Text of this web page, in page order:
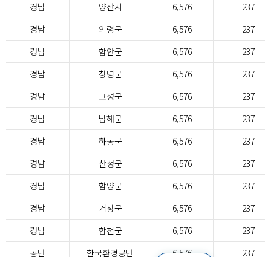
경남
양산시 6,576
237
경남
의령군 6,576
237
경남
함안군 6,576
237
경남
창녕군 6,576
237
경남
고성군 6,576
237
경남
남해군 6,576
237
경남
하동군 6,576
237
경남
산청군 6,576
237
경남
함양군 6,576
237
경남
거창군 6,576
237
경남
합천군 6,576
237
공단
한국환경공단 6,576 237